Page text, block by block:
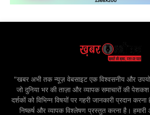
"खबर अभी तक न्यूज़ वेबसाइट एक विश्वसनीय और
जो दुनिया भर की ताज़ा और व्यापक समाचारों की
दर्शकों को विभिन्न विषयों पर गहरी जानकारी प्रदान
निष्कर्ष और व्यापक विश्लेषण प्रस्तुत करना है। हमारी